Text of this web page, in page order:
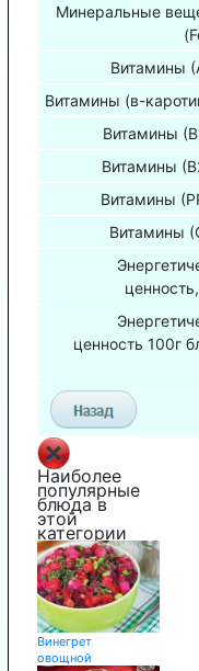
Минеральные
Витамины
Витамины (в-
Витамины
Витамины
Витамины
Витамины
ценность 100г
Наиболее
популярные
блюда в
этой
категории
Винегрет
овощной